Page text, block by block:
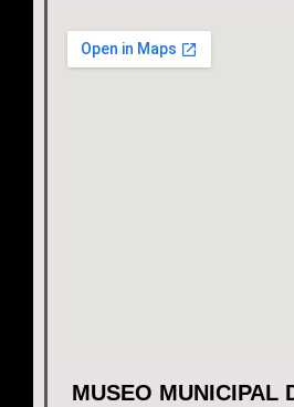
MUSEO MUNICIPAL